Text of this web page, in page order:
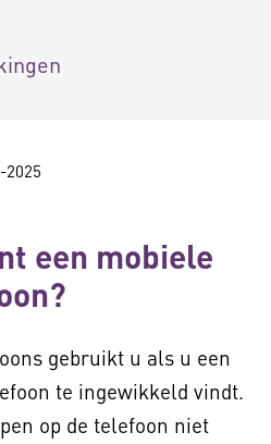
een mobiele
gebruikt u als u een
te ingewikkeld vindt.
op de telefoon niet